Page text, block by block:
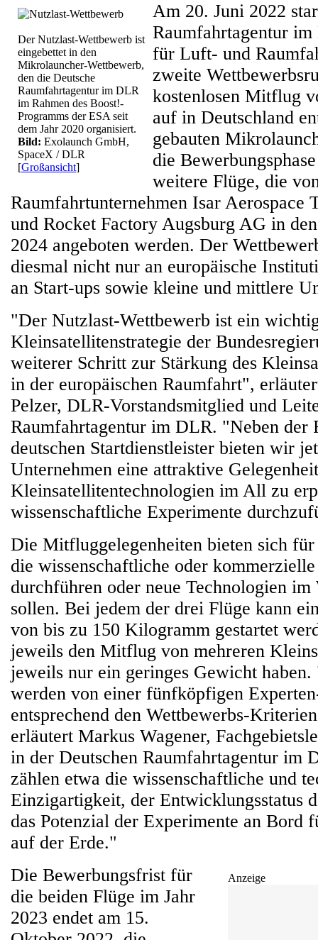
Der Nutzlast-Wettbewerb ist
eingebettet in den
Mikrolauncher-Wettbewerb,
den die Deutsche
Raumfahrtagentur im DLR
im Rahmen des Boost!-
Programms der ESA seit
dem Jahr 2020 organisiert.
Bild: Exolaunch GmbH,
SpaceX / DLR
[Großansicht]
Am 20. Juni 2022
Raumfahrtagentur
für Luft- und
zweite
kostenlosen Mitflug
auf in Deutschland
gebauten
die
weitere Flüge, die
Raumfahrtunternehmen Isar Aerospace
und Rocket Factory Augsburg AG in
2024 angeboten werden. Der
diesmal nicht nur an europäische
an Start-ups sowie kleine und mittlere
"Der Nutzlast-Wettbewerb ist ein
Kleinsatellitenstrategie der
weiterer Schritt zur Stärkung des
in der europäischen Raumfahrt",
Pelzer, DLR-Vorstandsmitglied und
Raumfahrtagentur im DLR. "Neben der
deutschen Startdienstleister bieten wir
Unternehmen eine attraktive
Kleinsatellitentechnologien im All zu
wissenschaftliche Experimente
Die Mitfluggelegenheiten bieten sich
die wissenschaftliche oder
durchführen oder neue Technologien
sollen. Bei jedem der drei Flüge kann
von bis zu 150 Kilogramm gestartet
jeweils den Mitflug von mehreren
jeweils nur ein geringes Gewicht
werden von einer fünfköpfigen
entsprechend den Wettbewerbs-
erläutert Markus Wagener,
in der Deutschen Raumfahrtagentur im
zählen etwa die wissenschaftliche und
Einzigartigkeit, der Entwicklungsstatus
das Potenzial der Experimente an Bord
auf der Erde."
Anzeige
Die Bewerbungsfrist für
die beiden Flüge im Jahr
2023 endet am 15.